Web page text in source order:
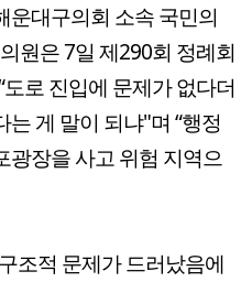
운대구의회 소속 국민의
원은 7일 제290회 정례회
로 진입에 문제가 없다더
게 말이 되냐"며 “행정
광장을 사고 위험 지역으
조적 문제가 드러났음에